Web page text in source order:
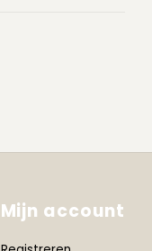
Mijn account